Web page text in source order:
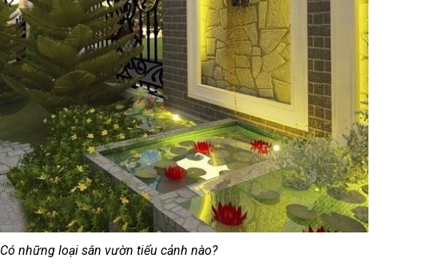
Có những loại sân vườn tiểu cảnh nào?